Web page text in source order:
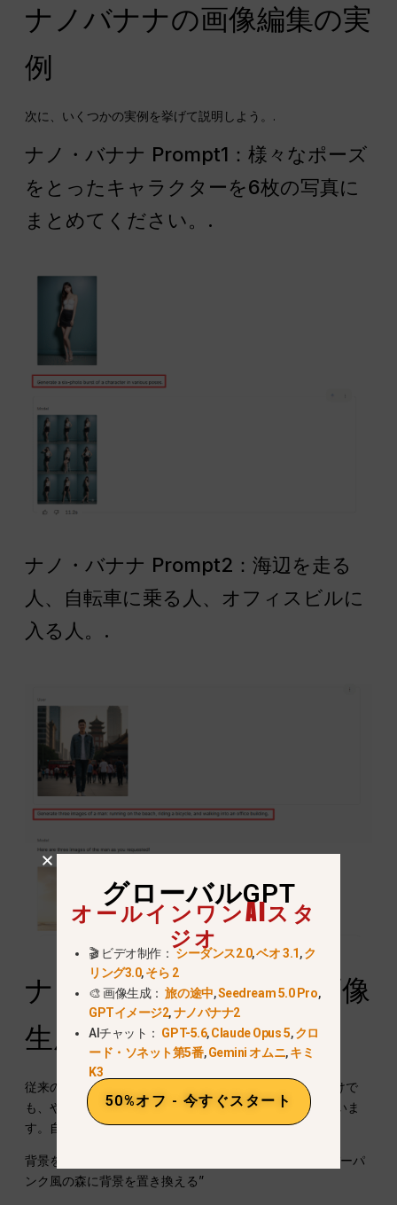
ナノバナナの画像編集の実
例
次に、いくつかの実例を挙げて説明しよう。.
ナノ・バナナ Prompt1：様々なポーズ
をとったキャラクターを6枚の写真に
まとめてください。.
ナノ・バナナ Prompt2：海辺を走る
人、自転車に乗る人、オフィスビルに
入る人。.
ナノバナナと従来のAI画像
生成の違い
従来のAI画像生成では、小さなディテールを変更するだけで
も、やり直しになることが多かった。ナノ・バナナは違いま
す。自然言語編集のために設計されています。.
背景を変えたいですか？こう入力してください：“サイバーパ
ンク風の森に背景を置き換える”
グローバルGPT
オールインワンAIスタ
ジオ
🎬 ビデオ制作：シーダンス2.0,ベオ 3.1,ク
リング3.0,そら 2
🎨 画像生成：旅の途中,Seedream 5.0 Pro,
GPTイメージ2,ナノバナナ2
AIチャット： GPT-5.6,Claude Opus 5,クロ
ード・ソネット第5番,Gemini オムニ,キミ
K3
50%オフ - 今すぐスタート